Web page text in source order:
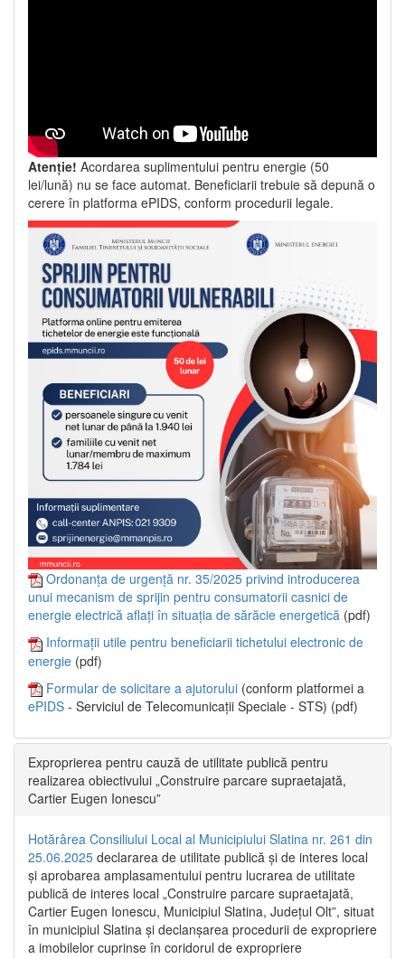
Atenție! Acordarea suplimentului pentru energie (50
lei/lună) nu se face automat. Beneficiarii trebuie să depună o
cerere în platforma ePIDS, conform procedurii legale.
Ordonanța de urgență nr. 35/2025 privind introducerea
unui mecanism de sprijin pentru consumatorii casnici de
energie electrică aflați în situația de sărăcie energetică (pdf)
Informații utile pentru beneficiarii tichetului electronic de
energie (pdf)
Formular de solicitare a ajutorului (conform platformei a
ePIDS - Serviciul de Telecomunicații Speciale - STS) (pdf)
Exproprierea pentru cauză de utilitate publică pentru
realizarea obiectivului „Construire parcare supraetajată,
Cartier Eugen Ionescu”
Hotărârea Consiliului Local al Municipiului Slatina nr. 261 din
25.06.2025 declararea de utilitate publică și de interes local
și aprobarea amplasamentului pentru lucrarea de utilitate
publică de interes local „Construire parcare supraetajată,
Cartier Eugen Ionescu, Municipiul Slatina, Județul Olt”, situat
în municipiul Slatina și declanșarea procedurii de expropriere
a imobilelor cuprinse în coridorul de expropriere